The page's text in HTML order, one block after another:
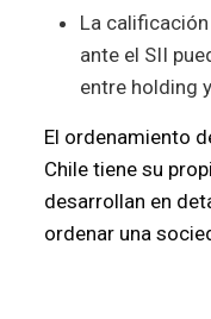
La
ante el SII
entre holding
El ordenamiento
Chile tiene su
desarrollan en
ordenar una